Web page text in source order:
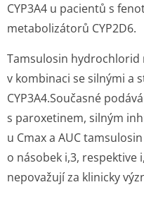
CYP3A4 u pacientů s
metabolizátorů CYP2D6.
Tamsulosin
v kombinaci se silnými a
CYP3A4.Současné
s paroxetinem, silným
u Cmax a AUC
o násobek i,3, respektive
nepovažují za klinicky